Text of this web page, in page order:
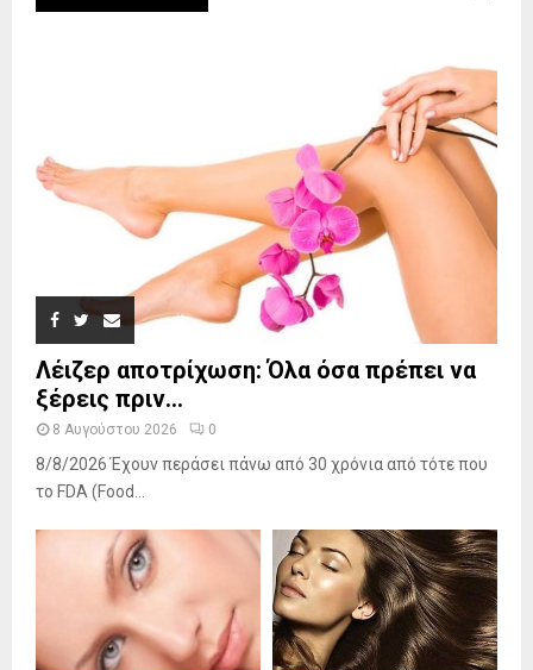
Λέιζερ αποτρίχωση: Όλα όσα πρέπει να
ξέρεις πριν...
8 Αυγούστου 2026 0
8/8/2026 Έχουν περάσει πάνω από 30 χρόνια από τότε που
το FDA (Food...